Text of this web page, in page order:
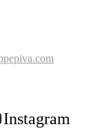
Instagram